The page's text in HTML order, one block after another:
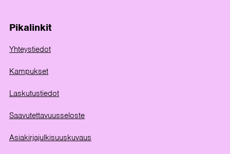
Pikalinkit
Yhteystiedot
Kampukset
Laskutustiedot
Saavutettavuusseloste
Asiakirjajulkisuuskuvaus